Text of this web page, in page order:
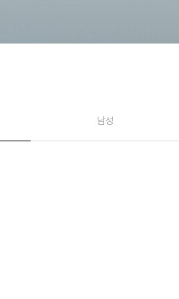
남성